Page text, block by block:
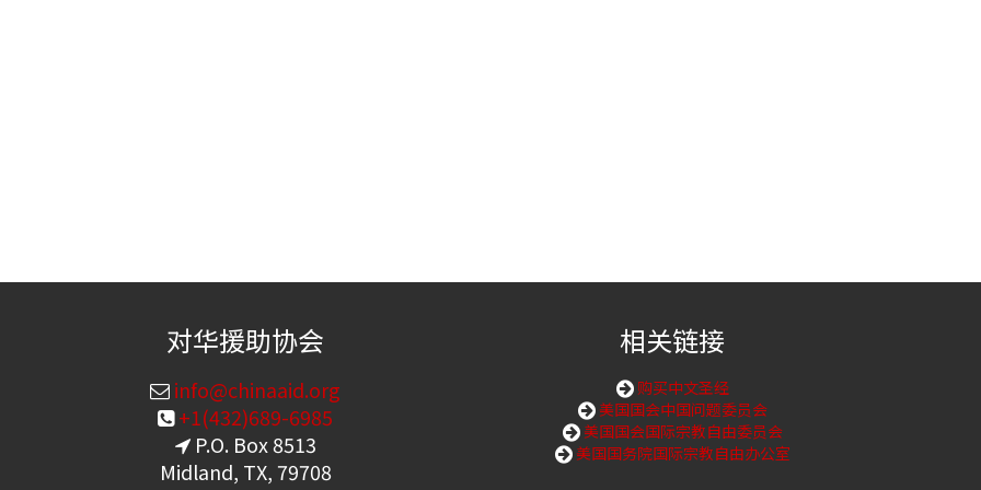
对华援助协会
info@chinaaid.org
+1(432)689-6985
P.O. Box 8513
Midland, TX, 79708
相关链接
购买中文圣经
美国国会中国问题委员会
美国国会国际宗教自由委员会
美国国务院国际宗教自由办公室